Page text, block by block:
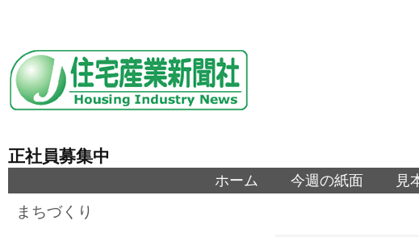
正社員募集中
ホーム 今週の紙面 見
まちづくり